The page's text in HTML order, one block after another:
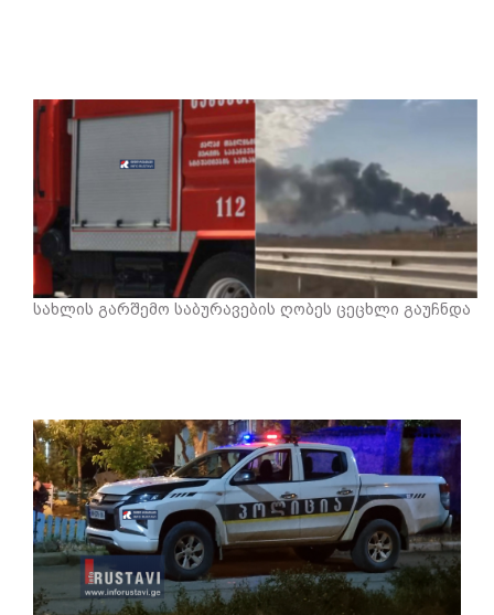
სახლის გარშემო საბურავების ღობეს ცეცხლი გაუჩნდა